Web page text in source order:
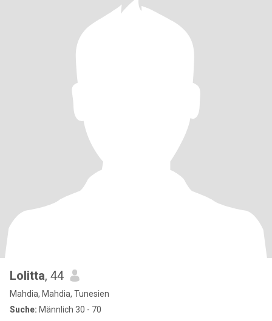
Lolitta, 44
Mahdia, Mahdia, Tunesien
Suche: Männlich 30 - 70